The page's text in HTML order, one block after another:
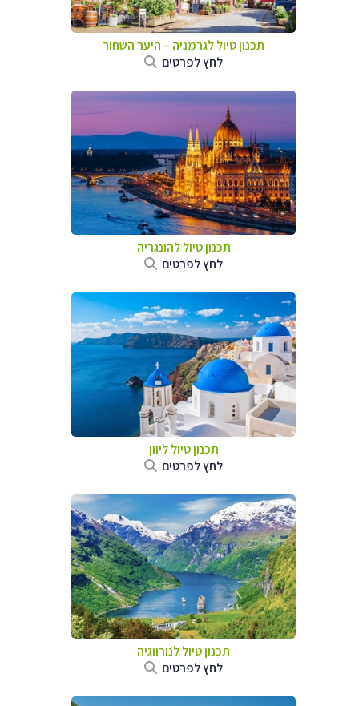
תכנון טיול לגרמניה – היער השחור
לחץ לפרטים
תכנון טיול להונגריה
לחץ לפרטים
תכנון טיול ליוון
לחץ לפרטים
תכנון טיול לנורווגיה
לחץ לפרטים